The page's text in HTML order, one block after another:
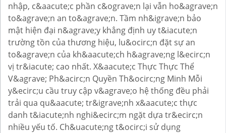
nhập, c&aacute;c phần c&ograve;n lại vẫn ho&agrave;n
to&agrave;n an to&agrave;n. Tầm nh&igrave;n bảo
mật hiện đại n&agrave;y khẳng định uy t&iacute;n
trường tồn của thương hiệu, lu&ocirc;n đặt sự an
to&agrave;n của kh&aacute;ch h&agrave;ng l&ecirc;n
vị tr&iacute; cao nhất. X&aacute;c Thực Thực Thể
V&agrave; Ph&acirc;n Quyền Th&ocirc;ng Minh Mỗi
y&ecirc;u cầu truy cập v&agrave;o hệ thống đều phải
trải qua qu&aacute; tr&igrave;nh x&aacute;c thực
danh t&iacute;nh nghi&ecirc;m ngặt dựa tr&ecirc;n
nhiều yếu tố. Ch&uacute;ng t&ocirc;i sử dụng